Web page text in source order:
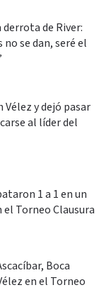
de River:
se dan, seré el
y dejó pasar
al líder del
1 a 1 en un
Torneo Clausura
Boca
en el Torneo